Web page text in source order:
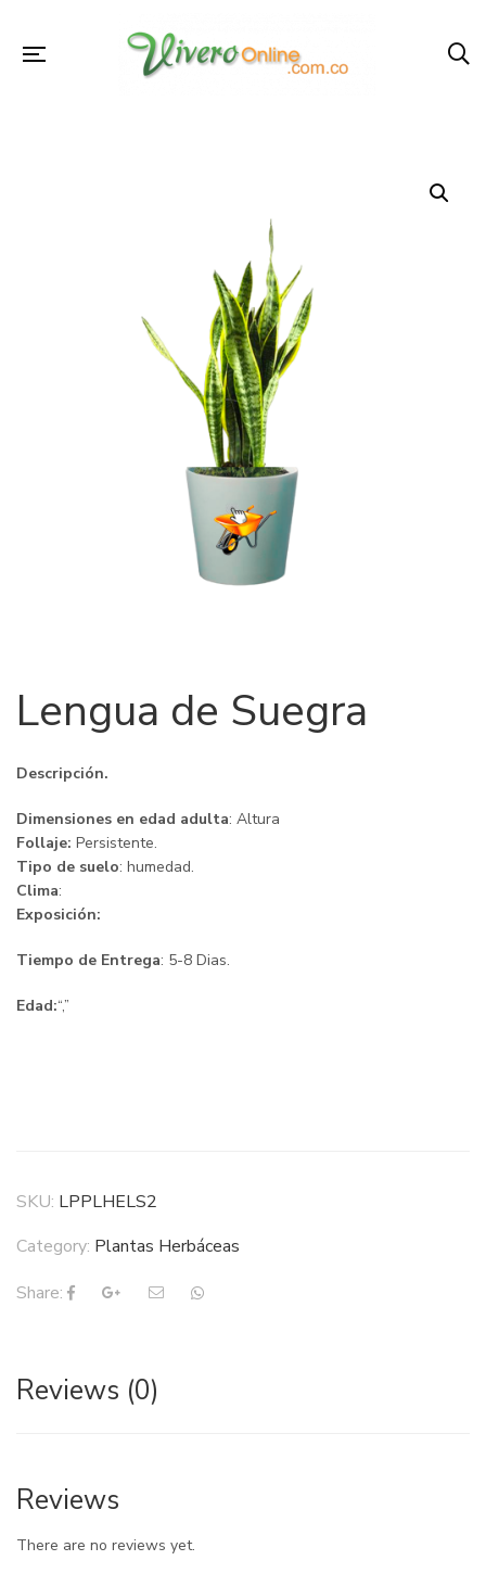
Lengua de Suegra
Descripción.
Dimensiones en edad adulta: Altura
Follaje: Persistente.
Tipo de suelo: humedad.
Clima:
Exposición:
Tiempo de Entrega: 5-8 Dias.
Edad:“,”
SKU: LPPLHELS2
Category: Plantas Herbáceas
Share:
Reviews (0)
Reviews
There are no reviews yet.